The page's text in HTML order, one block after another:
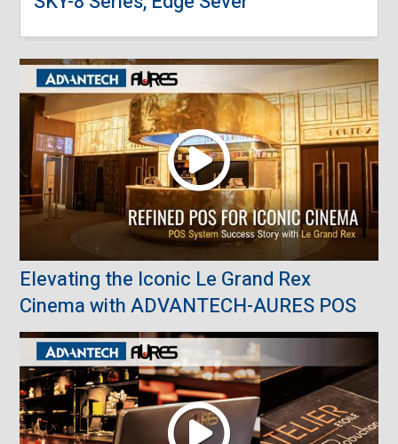
Elevating the Iconic Le Grand Rex
Cinema with ADVANTECH-AURES POS